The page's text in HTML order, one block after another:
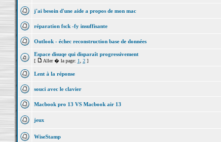
j'ai besoin d'une aide a propos de mon mac
réparation fsck -fy insuffisante
Outlook - échec reconstruction base de données
Espace disuqe qui disparaît progressivement
[ Aller � la page: 1 2]
Lent à la réponse
souci avec le clavier
Macbook pro 13 VS Macbook air 13
jeux
WiseStamp